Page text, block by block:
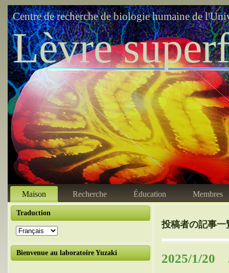
Centre de recherche de biologie humaine de
Lèvre
Maison Recherche Éducation Membres
Traduction
Bienvenue au laboratoire Yuzaki
投稿者の記事一
2025/1/20